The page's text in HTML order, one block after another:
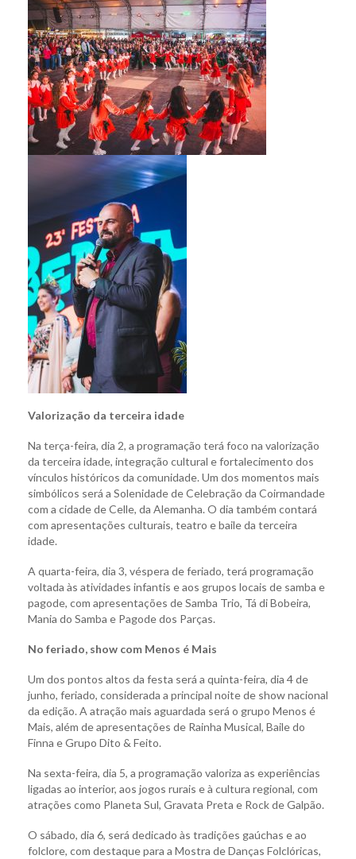
Valorização da terceira idade
Na terça-feira, dia 2, a programação terá foco na valorização
da terceira idade, integração cultural e fortalecimento dos
vínculos históricos da comunidade. Um dos momentos mais
simbólicos será a Solenidade de Celebração da Coirmandade
com a cidade de Celle, da Alemanha. O dia também contará
com apresentações culturais, teatro e baile da terceira
idade.
A quarta-feira, dia 3, véspera de feriado, terá programação
voltada às atividades infantis e aos grupos locais de samba e
pagode, com apresentações de Samba Trio, Tá di Bobeira,
Mania do Samba e Pagode dos Parças.
No feriado, show com Menos é Mais
Um dos pontos altos da festa será a quinta-feira, dia 4 de
junho, feriado, considerada a principal noite de show nacional
da edição. A atração mais aguardada será o grupo Menos é
Mais, além de apresentações de Rainha Musical, Baile do
Finna e Grupo Dito & Feito.
Na sexta-feira, dia 5, a programação valoriza as experiências
ligadas ao interior, aos jogos rurais e à cultura regional, com
atrações como Planeta Sul, Gravata Preta e Rock de Galpão.
O sábado, dia 6, será dedicado às tradições gaúchas e ao
folclore, com destaque para a Mostra de Danças Folclóricas,